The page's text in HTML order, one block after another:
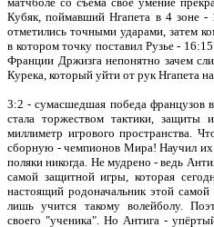
Кубяк, поймавший Нгапета в 4 зоне
отметились точными ударами, затем
в котором точку поставил Рузье -
Франции Држизга непонятно зачем
Курека, который уйти от рук Нгапета
3:2 - сумасшедшая победа французов
стала торжеством тактики,
миллиметр игрового пространства.
сборную - чемпионов Мира! Научил их
поляки никогда. Не мудрено - ведь
самой защитной игры, которая
настоящий родоначальник этой
лишь учится такому волейболу.
своего "ученика". Но Антига -